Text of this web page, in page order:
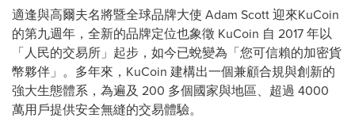
適逢與高爾夫名將暨全球品牌大使 Adam Scott 迎來KuCoin
的第九週年，全新的品牌定位也象徵 KuCoin 自 2017 年以
「人民的交易所」起步，如今已蛻變為「您可信賴的加密貨
幣夥伴」。多年來，KuCoin 建構出一個兼顧合規與創新的
強大生態體系，為遍及 200 多個國家與地區、超過 4000
萬用戶提供安全無縫的交易體驗。